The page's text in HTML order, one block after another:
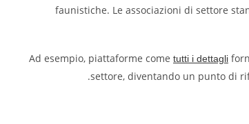
faunistiche. Le associazioni di settore
Ad esempio, piattaforme come tutti i dettagli
settore, diventando un punto di